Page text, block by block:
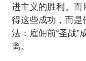
进主义的胜利。而
得这些成功，而
法：雇佣前“圣战”
离。